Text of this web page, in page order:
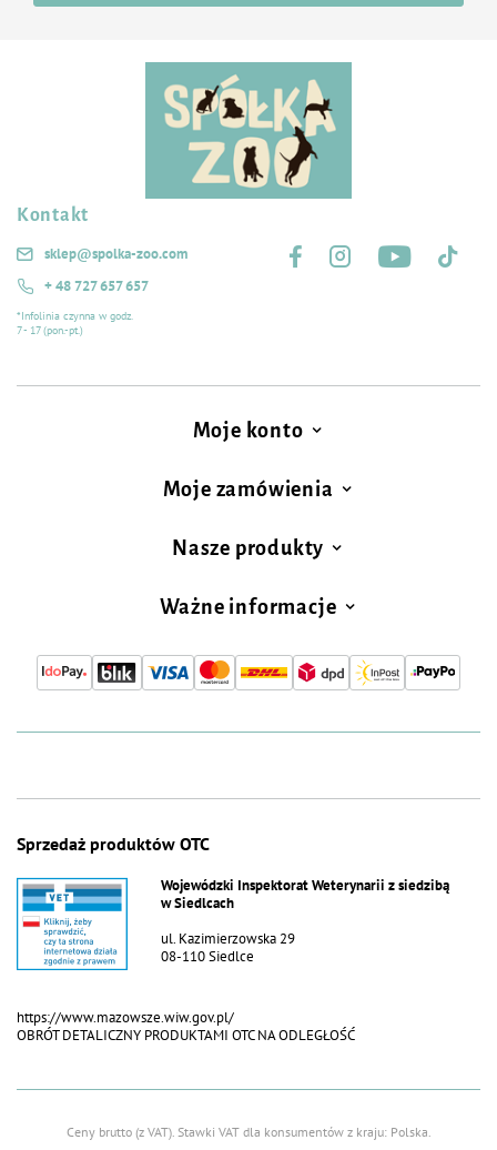
Kontakt
sklep@spolka-zoo.com
+ 48 727 657 657
*Infolinia czynna w godz.
7 - 17 (pon.-pt.)
Moje konto
Moje zamówienia
Nasze produkty
Ważne informacje
Sprzedaż produktów OTC
Wojewódzki Inspektorat Weterynarii z siedzibą
w Siedlcach
ul. Kazimierzowska 29
08-110 Siedlce
https://www.mazowsze.wiw.gov.pl/
OBRÓT DETALICZNY PRODUKTAMI OTC NA ODLEGŁOŚĆ
Ceny brutto (z VAT). Stawki VAT dla konsumentów z kraju: Polska